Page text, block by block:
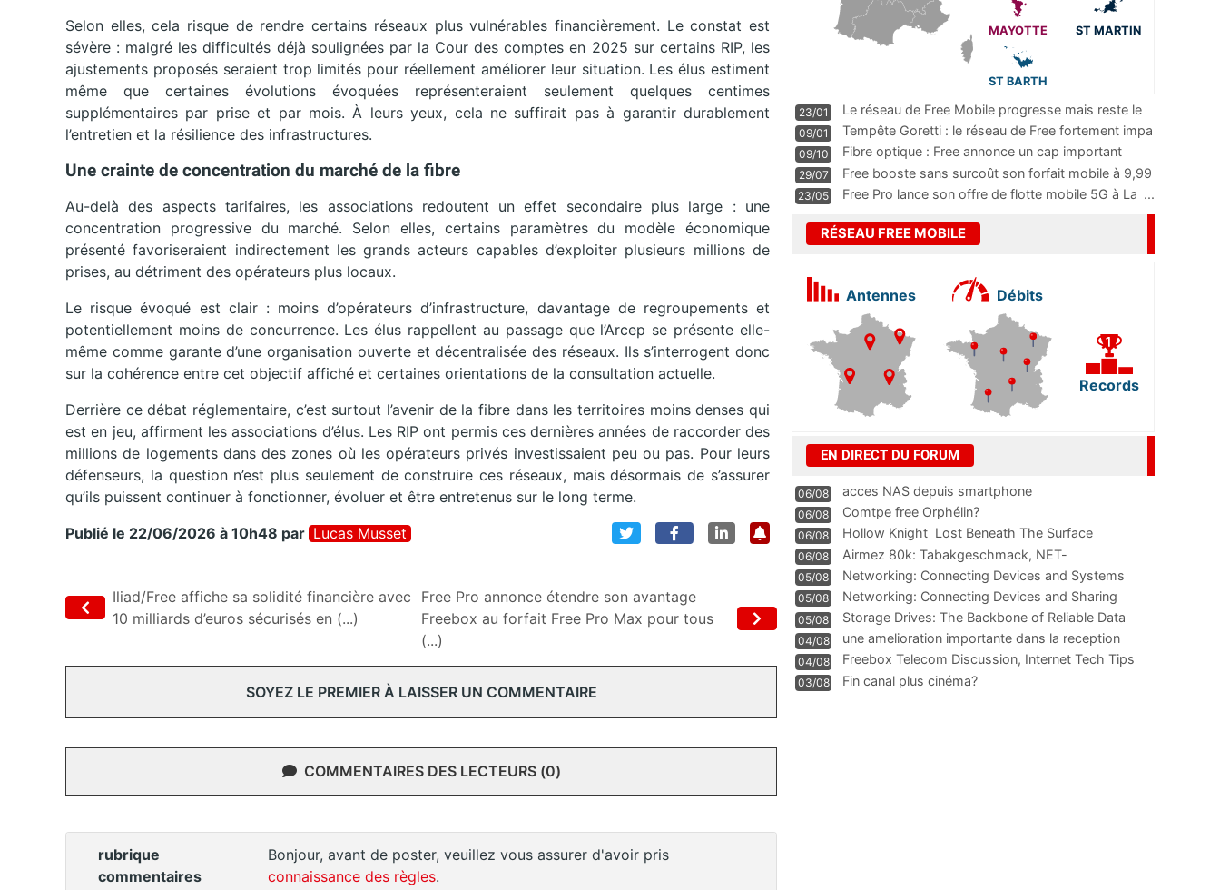
Selon elles, cela risque de rendre certains réseaux plus vulnérables financièrement. Le constat est
sévère : malgré les difficultés déjà soulignées par la Cour des comptes en 2025 sur certains RIP, les
ajustements proposés seraient trop limités pour réellement améliorer leur situation. Les élus estiment
même que certaines évolutions évoquées représenteraient seulement quelques centimes
supplémentaires par prise et par mois. À leurs yeux, cela ne suffirait pas à garantir durablement
l’entretien et la résilience des infrastructures.
Une crainte de concentration du marché de la fibre
Au-delà des aspects tarifaires, les associations redoutent un effet secondaire plus large : une
concentration progressive du marché. Selon elles, certains paramètres du modèle économique
présenté favoriseraient indirectement les grands acteurs capables d’exploiter plusieurs millions de
prises, au détriment des opérateurs plus locaux.
Le risque évoqué est clair : moins d’opérateurs d’infrastructure, davantage de regroupements et
potentiellement moins de concurrence. Les élus rappellent au passage que l’Arcep se présente elle-
même comme garante d’une organisation ouverte et décentralisée des réseaux. Ils s’interrogent donc
sur la cohérence entre cet objectif affiché et certaines orientations de la consultation actuelle.
Derrière ce débat réglementaire, c’est surtout l’avenir de la fibre dans les territoires moins denses qui
est en jeu, affirment les associations d’élus. Les RIP ont permis ces dernières années de raccorder des
millions de logements dans des zones où les opérateurs privés investissaient peu ou pas. Pour leurs
défenseurs, la question n’est plus seulement de construire ces réseaux, mais désormais de s’assurer
qu’ils puissent continuer à fonctionner, évoluer et être entretenus sur le long terme.
Publié le 22/06/2026 à 10h48 par Lucas Musset
Iliad/Free affiche sa solidité financière avec
10 milliards d’euros sécurisés en (...)
Free Pro annonce étendre son avantage
Freebox au forfait Free Pro Max pour tous
(...)
SOYEZ LE PREMIER À LAISSER UN COMMENTAIRE
COMMENTAIRES DES LECTEURS (0)
rubrique
commentaires
Bonjour, avant de poster, veuillez vous assurer d'avoir pris
connaissance des règles.
MAYOTTE ST MARTIN
ST BARTH
23/01
Le réseau de Free Mobile progresse mais reste le
m
...
09/01
Tempête Goretti : le réseau de Free fortement impa
09/10
Fibre optique : Free annonce un cap important
pass
...
29/07
Free booste sans surcoût son forfait mobile à 9,99
23/05 Free Pro lance son offre de flotte mobile 5G à La ...
RÉSEAU FREE MOBILE
Antennes Débits
Records
EN DIRECT DU FORUM
06/08 acces NAS depuis smartphone
06/08 Comtpe free Orphélin?
06/08 Hollow Knight  Lost Beneath The Surface
06/08
Airmez 80k: Tabakgeschmack, NET-
Technologie und Leistung im
05/08 Networking: Connecting Devices and Systems
05/08
Networking: Connecting Devices and Sharing
Information
05/08
Storage Drives: The Backbone of Reliable Data
Management
04/08
une amelioration importante dans la reception
WIFI
04/08
Freebox Telecom Discussion, Internet Tech Tips
Communi
03/08 Fin canal plus cinéma?